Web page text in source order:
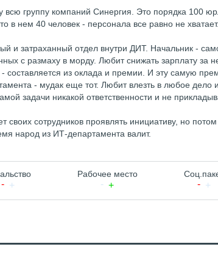
всю группу компаний Синергия. Это порядка 100
в нем 40 человек - персонала все равно не
и затраханный отдел внутри ДИТ. Начальник -
с размаху в морду. Любит снижать зарплату за
составляется из оклада и премии. И эту самую
- мудак еще тот. Любит влезть в любое дело и
задачи никакой ответственности и не
своих сотрудников проявлять инициативу, но потом
народ из ИТ-департамента валит.
Рабочее место